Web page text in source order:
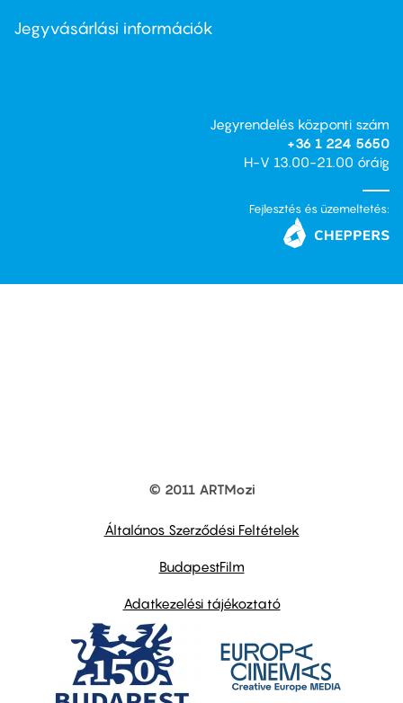
second
Jegyvásárlási információk
Jegyrendelés központi szám
+36 1 224 5650
H-V 13.00-21.00 óráig
Fejlesztés és üzemeltetés:
© 2011 ARTMozi
Általános Szerződési Feltételek
BudapestFilm
Adatkezelési tájékoztató